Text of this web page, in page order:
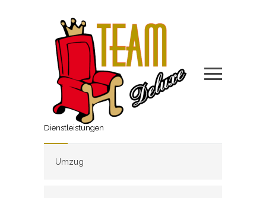
Dienstleistungen
Umzug